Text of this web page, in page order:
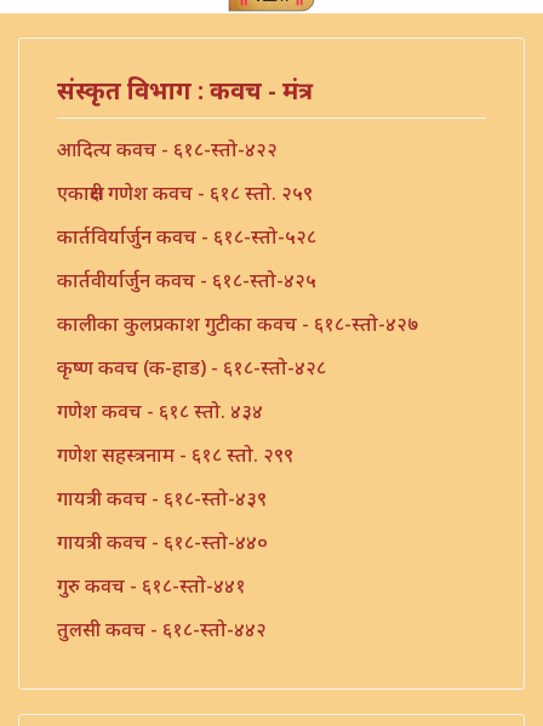
संस्कृत विभाग : कवच - मंत्र
आदित्य कवच - ६१८-स्तो-४२२
एकाक्षरी गणेश कवच - ६१८ स्तो. २५९
कार्तविर्यार्जुन कवच - ६१८-स्तो-५२८
कार्तवीर्यार्जुन कवच - ६१८-स्तो-४२५
कालीका कुलप्रकाश गुटीका कवच - ६१८-स्तो-४२७
कृष्ण कवच (क-हाड) - ६१८-स्तो-४२८
गणेश कवच - ६१८ स्तो. ४३४
गणेश सहस्त्रनाम - ६१८ स्तो. २९९
गायत्री कवच - ६१८-स्तो-४३९
गायत्री कवच - ६१८-स्तो-४४०
गुरु कवच - ६१८-स्तो-४४१
तुलसी कवच - ६१८-स्तो-४४२
त्रीपुरासुंदरी कवच - ६१८-स्तो-४४४